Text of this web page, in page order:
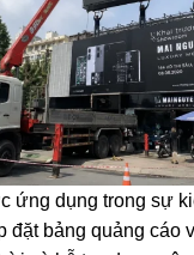
ứng dụng trong sự
đặt bảng quảng cáo